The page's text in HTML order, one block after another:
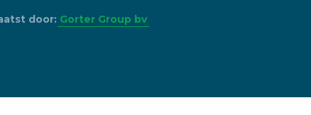
door: Gorter Group bv